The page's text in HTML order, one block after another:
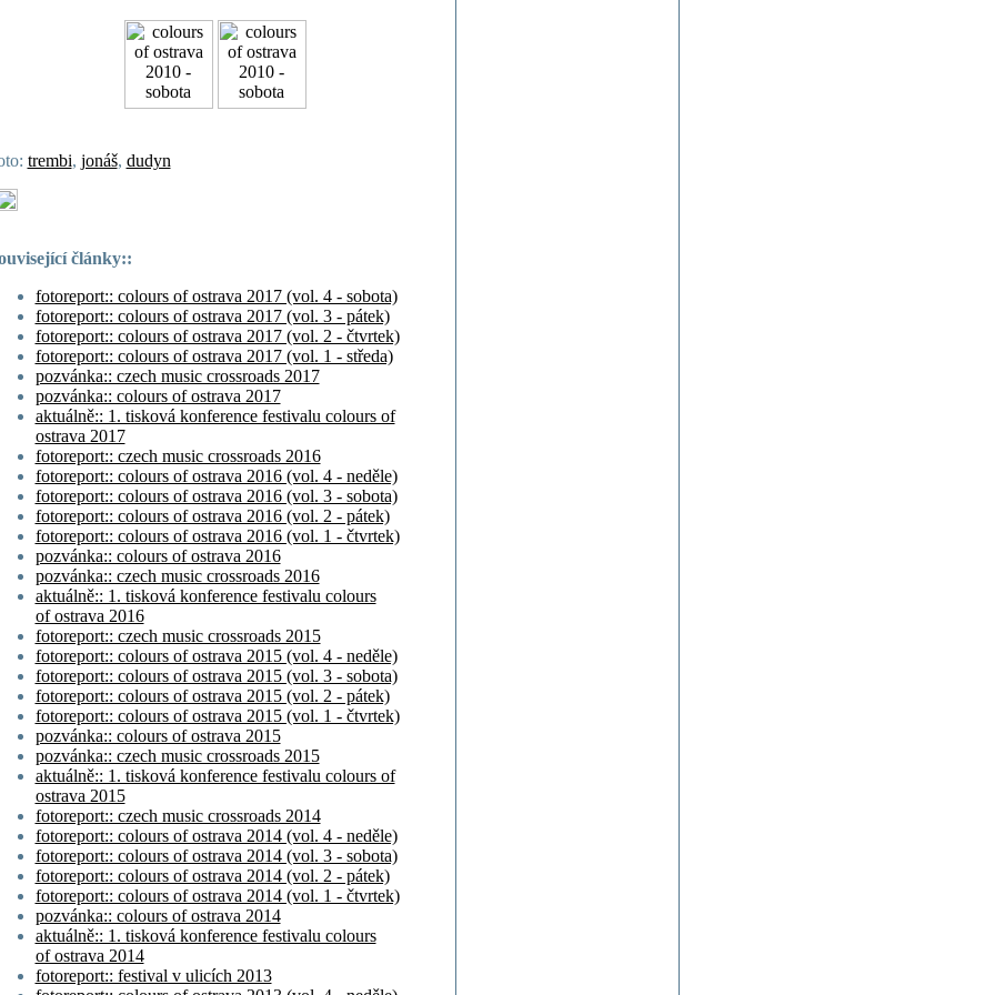
trembi, jonáš, dudyn
články::
fotoreport:: colours of ostrava 2017 (vol. 4 - sobota)
fotoreport:: colours of ostrava 2017 (vol. 3 - pátek)
fotoreport:: colours of ostrava 2017 (vol. 2 - čtvrtek)
fotoreport:: colours of ostrava 2017 (vol. 1 - středa)
pozvánka:: czech music crossroads 2017
pozvánka:: colours of ostrava 2017
aktuálně:: 1. tisková konference festivalu colours of
ostrava 2017
fotoreport:: czech music crossroads 2016
fotoreport:: colours of ostrava 2016 (vol. 4 - neděle)
fotoreport:: colours of ostrava 2016 (vol. 3 - sobota)
fotoreport:: colours of ostrava 2016 (vol. 2 - pátek)
fotoreport:: colours of ostrava 2016 (vol. 1 - čtvrtek)
pozvánka:: colours of ostrava 2016
pozvánka:: czech music crossroads 2016
aktuálně:: 1. tisková konference festivalu colours
of ostrava 2016
fotoreport:: czech music crossroads 2015
fotoreport:: colours of ostrava 2015 (vol. 4 - neděle)
fotoreport:: colours of ostrava 2015 (vol. 3 - sobota)
fotoreport:: colours of ostrava 2015 (vol. 2 - pátek)
fotoreport:: colours of ostrava 2015 (vol. 1 - čtvrtek)
pozvánka:: colours of ostrava 2015
pozvánka:: czech music crossroads 2015
aktuálně:: 1. tisková konference festivalu colours of
ostrava 2015
fotoreport:: czech music crossroads 2014
fotoreport:: colours of ostrava 2014 (vol. 4 - neděle)
fotoreport:: colours of ostrava 2014 (vol. 3 - sobota)
fotoreport:: colours of ostrava 2014 (vol. 2 - pátek)
fotoreport:: colours of ostrava 2014 (vol. 1 - čtvrtek)
pozvánka:: colours of ostrava 2014
aktuálně:: 1. tisková konference festivalu colours
of ostrava 2014
fotoreport:: festival v ulicích 2013